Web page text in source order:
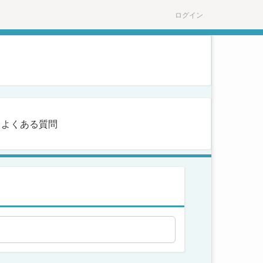
ログイン
よくある質問